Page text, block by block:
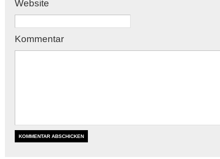
Website
Kommentar